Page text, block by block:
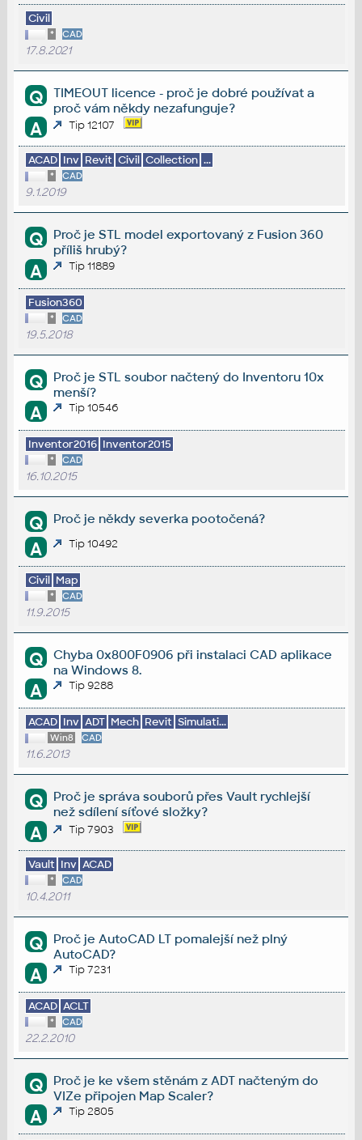
Civil
* CAD
17.8.2021
Q
TIMEOUT licence - proč je dobré používat a
proč vám někdy nezafunguje?
A Tip 12107
ACAD Inv Revit Civil Collection ...
* CAD
9.1.2019
Q
Proč je STL model exportovaný z Fusion 360
příliš hrubý?
A Tip 11889
Fusion360
* CAD
19.5.2018
Q
Proč je STL soubor načtený do Inventoru 10x
menší?
A Tip 10546
Inventor2016 Inventor2015
* CAD
16.10.2015
Q Proč je někdy severka pootočená?
A Tip 10492
Civil Map
* CAD
11.9.2015
Q
Chyba 0x800F0906 při instalaci CAD aplikace
na Windows 8.
A Tip 9288
ACAD Inv ADT Mech Revit Simulati...
Win8 CAD
11.6.2013
Q
Proč je správa souborů přes Vault rychlejší
než sdílení síťové složky?
A Tip 7903
Vault Inv ACAD
* CAD
10.4.2011
Q
Proč je AutoCAD LT pomalejší než plný
AutoCAD?
A Tip 7231
ACAD ACLT
* CAD
22.2.2010
Q
Proč je ke všem stěnám z ADT načteným do
VIZe připojen Map Scaler?
A Tip 2805